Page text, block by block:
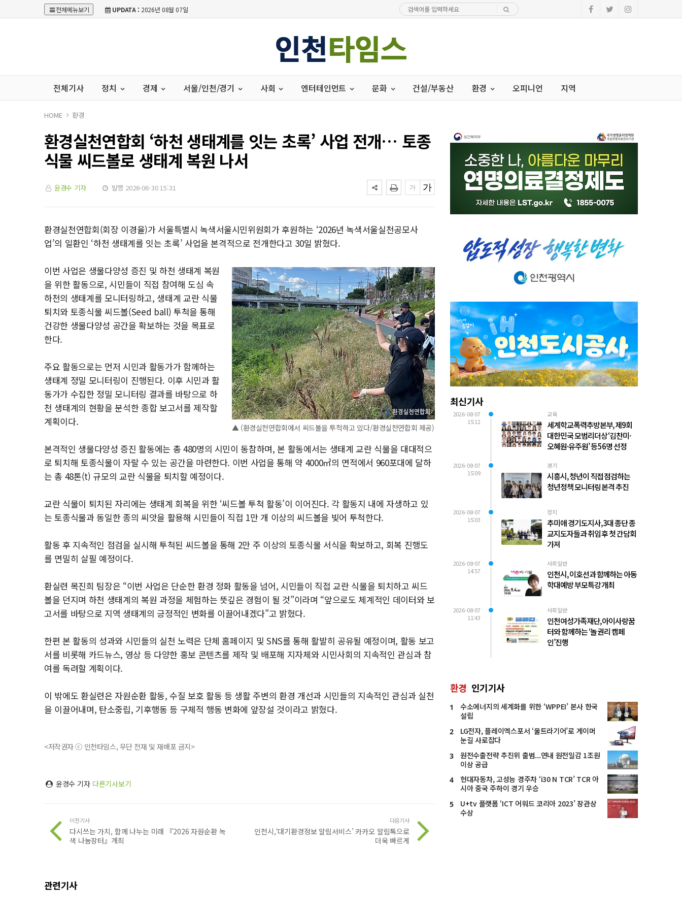
전체메뉴보기 UPDATA : 2026년 08월 07일
전체기사 정치 경제 서울/인천/경기 사회 엔터테인먼트 문화 건설/부동산 환경 오피니언 지역
HOME 환경
환경실천연합회 ‘하천 생태계를 잇는 초록’ 사업 전개… 토종
식물 씨드볼로 생태계 복원 나서
윤경수 기자 발행 2026-06-30 15:31
환경실천연합회(회장 이경율)가 서울특별시 녹색서울시민위원회가 후원하는 ‘2026년 녹색서울실천공모사
업’의 일환인 ‘하천 생태계를 잇는 초록’ 사업을 본격적으로 전개한다고 30일 밝혔다.
▲ (환경실천연합회에서 씨드볼을 투척하고 있다/환경실천연합회 제공)
이번 사업은 생물다양성 증진 및 하천 생태계 복원
을 위한 활동으로, 시민들이 직접 참여해 도심 속
하천의 생태계를 모니터링하고, 생태계 교란 식물
퇴치와 토종식물 씨드볼(Seed ball) 투척을 통해
건강한 생물다양성 공간을 확보하는 것을 목표로
한다.
주요 활동으로는 먼저 시민과 활동가가 함께하는
생태계 정밀 모니터링이 진행된다. 이후 시민과 활
동가가 수집한 정밀 모니터링 결과를 바탕으로 하
천 생태계의 현황을 분석한 종합 보고서를 제작할
계획이다.
본격적인 생물다양성 증진 활동에는 총 480명의 시민이 동참하며, 본 활동에서는 생태계 교란 식물을 대대적으
로 퇴치해 토종식물이 자랄 수 있는 공간을 마련한다. 이번 사업을 통해 약 4000㎡의 면적에서 960포대에 달하
는 총 48톤(t) 규모의 교란 식물을 퇴치할 예정이다.
교란 식물이 퇴치된 자리에는 생태계 회복을 위한 ‘씨드볼 투척 활동’이 이어진다. 각 활동지 내에 자생하고 있
는 토종식물과 동일한 종의 씨앗을 활용해 시민들이 직접 1만 개 이상의 씨드볼을 빚어 투척한다.
활동 후 지속적인 점검을 실시해 투척된 씨드볼을 통해 2만 주 이상의 토종식물 서식을 확보하고, 회복 진행도
를 면밀히 살필 예정이다.
환실련 목진희 팀장은 “이번 사업은 단순한 환경 정화 활동을 넘어, 시민들이 직접 교란 식물을 퇴치하고 씨드
볼을 던지며 하천 생태계의 복원 과정을 체험하는 뜻깊은 경험이 될 것”이라며 “앞으로도 체계적인 데이터와 보
고서를 바탕으로 지역 생태계의 긍정적인 변화를 이끌어내겠다”고 밝혔다.
한편 본 활동의 성과와 시민들의 실천 노력은 단체 홈페이지 및 SNS를 통해 활발히 공유될 예정이며, 활동 보고
서를 비롯해 카드뉴스, 영상 등 다양한 홍보 콘텐츠를 제작 및 배포해 지자체와 시민사회의 지속적인 관심과 참
여를 독려할 계획이다.
이 밖에도 환실련은 자원순환 활동, 수질 보호 활동 등 생활 주변의 환경 개선과 시민들의 지속적인 관심과 실천
을 이끌어내며, 탄소중립, 기후행동 등 구체적 행동 변화에 앞장설 것이라고 밝혔다.
<저작권자 ⓒ 인천타임스, 무단 전재 및 재배포 금지>
윤경수 기자 다른기사보기
이전기사
다시쓰는 가치, 함께 나누는 미래 『2026 자원순환 녹
색 나눔장터』개최
다음기사
인천시,‘대기환경정보 알림서비스’ 카카오 알림톡으로
더욱 빠르게
관련기사
최신기사
2026-08-07
15:12
교육
세계학교폭력추방본부, 제9회
대한민국 모범리더상 ‘김찬미·
오혜원·유주원’ 등 56명 선정
2026-08-07
15:09
경기
시흥시, 청년이 직접 점검하는
청년정책 모니터링 본격 추진
2026-08-07
15:03
정치
추미애 경기도지사, 3대 종단 종
교지도자들과 취임 후 첫 간담회
가져
2026-08-07
14:57
사회일반
인천시, 이호선과 함께하는 아동
학대예방 부모특강 개최
2026-08-07
11:43
사회일반
인천여성가족재단, 아이사랑꿈
터와 함께하는 ‘놀 권리 캠페
인’진행
환경 인기기사
1
수소에너지의 세계화를 위한 ‘WPPEI’ 본사 한국
설립
2
LG전자, 플레이엑스포서 ‘울트라기어’로 게이머
눈길 사로잡다
3
원전수출전략 추진위 출범...연내 원전일감 1조원
이상 공급
4
현대자동차, 고성능 경주차 ‘i30 N TCR’ TCR 아
시아 중국 주하이 경기 우승
5
U+tv 플랫폼 ‘ICT 어워드 코리아 2023’ 장관상
수상